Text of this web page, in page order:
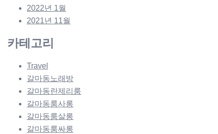
2022년 1월
2021년 11월
카테고리
Travel
갈마동노래방
갈마동란제리룸
갈마동룸사롱
갈마동룸살롱
갈마동룸싸롱